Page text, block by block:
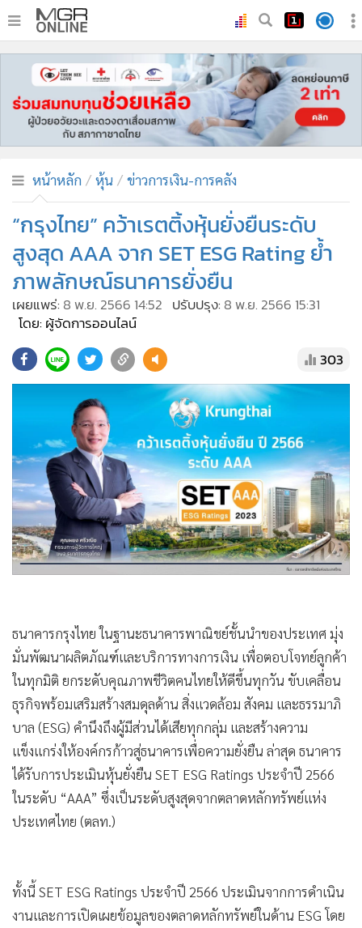
หน้าหลัก
ทันเหตุการณ์
• ภาคใต้
• บันเทิง
ผู้จัดการรายวัน
คอลัมนิสต์
• ละคร
• CbizReview
• Cyber BIZ
• Good health & Well-being
• Green Innovation & SD
Management & HR
MGR Live
• Infographic
• การเมือง
• ท่องเที่ยว
• กีฬา
• ต่างประเทศ
• จีน
• ชุมชน-คุณภาพชีวิต
• อาชญากรรม
• Motoring
เกม
• วิทยาศาสตร์
•
SMEs
• หุ้น
• Celeb Online
• Factcheck
หน้าหลัก หุ้น ข่าวการเงิน-การคลัง
“กรุงไทย” คว้าเรตติ้งหุ้นยั่งยืนระดับ
สูงสุด AAA จาก SET ESG Rating ย้ำ
ภาพลักษณ์ธนาคารยั่งยืน
เผยแพร่: 8 พ.ย. 2566 14:52 ปรับปรุง: 8 พ.ย. 2566 15:31
โดย: ผู้จัดการออนไลน์
303
ธนาคารกรุงไทย ในฐานะธนาคารพาณิชย์ชั้นนำของประเทศ มุ่ง
มั่นพัฒนาผลิตภัณฑ์และบริการทางการเงิน เพื่อตอบโจทย์ลูกค้า
ในทุกมิติ ยกระดับคุณภาพชีวิตคนไทยให้ดีขึ้นทุกวัน ขับเคลื่อน
ธุรกิจพร้อมเสริมสร้างสมดุลด้าน สิ่งแวดล้อม สังคม และธรรมาภิ
บาล (ESG) คำนึงถึงผู้มีส่วนได้เสียทุกกลุ่ม และสร้างความ
แข็งแกร่งให้องค์กรก้าวสู่ธนาคารเพื่อความยั่งยืน ล่าสุด ธนาคาร
ได้รับการประเมินหุ้นยั่งยืน SET ESG Ratings ประจำปี 2566
ในระดับ “AAA” ซึ่งเป็นระดับสูงสุดจากตลาดหลักทรัพย์แห่ง
ประเทศไทย (ตลท.)
ทั้งนี้ SET ESG Ratings ประจำปี 2566 ประเมินจากการดำเนิน
งานและการเปิดเผยข้อมูลของตลาดหลักทรัพย์ในด้าน ESG โดย